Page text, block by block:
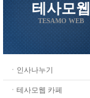
테사모웹
TESAMO WEB
ㆍ인사나누기
ㆍ테사모웹 카페